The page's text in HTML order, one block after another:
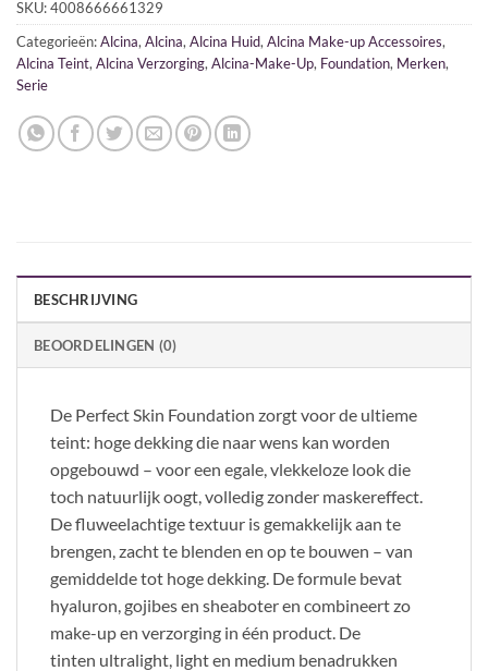
SKU:4008666661329
Categorieën:Alcina, Alcina, Alcina Huid, Alcina Make-up Accessoires,
Alcina Teint, Alcina Verzorging, Alcina-Make-Up, Foundation, Merken,
Serie
BESCHRIJVING
BEOORDELINGEN (0)
De Perfect Skin Foundation zorgt voor de ultieme
teint: hoge dekking die naar wens kan worden
opgebouwd – voor een egale, vlekkeloze look die
toch natuurlijk oogt, volledig zonder maskereffect.
De fluweelachtige textuur is gemakkelijk aan te
brengen, zacht te blenden en op te bouwen – van
gemiddelde tot hoge dekking. De formule bevat
hyaluron, gojibes en sheaboter en combineert zo
make-up en verzorging in één product. De
tinten ultralight, light en medium benadrukken